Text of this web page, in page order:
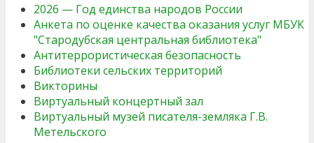
2026 — Год единства народов России
Анкета по оценке качества оказания услуг МБУК
"Стародубская центральная библиотека"
Антитеррористическая безопасность
Библиотеки сельских территорий
Викторины
Виртуальный концертный зал
Виртуальный музей писателя-земляка Г.В.
Метельского